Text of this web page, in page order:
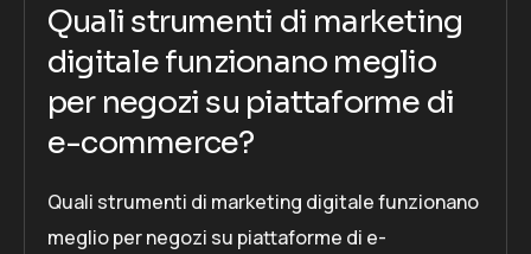
Quali strumenti di marketing
digitale funzionano meglio
per negozi su piattaforme di
e-commerce?
Quali strumenti di marketing digitale funzionano
meglio per negozi su piattaforme di e-